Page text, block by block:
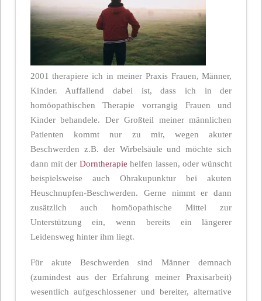
2001 therapiere ich in meiner Praxis Frauen, Männer,
Kinder. Auffallend dabei ist, dass ich in der
homöopathischen Therapie vorrangig Frauen und
Kinder behandele. Der Großteil meiner männlichen
Patienten kommt nur zu mir, wegen akuter
Beschwerden z.B. der Wirbelsäule und möchte sich
dann mit der Dorntherapie helfen lassen, oder wünscht
beispielsweise auch Ohrakupunktur bei akuten
Heuschnupfen-Beschwerden. Gerne nimmt er dann
zusätzlich auch homöopathische Mittel zur
Unterstützung ein, wenn bereits ein längerer
Leidensweg hinter ihm liegt.
Für akute Beschwerden sind Männer demnach
(zumindest aus der Erfahrung meiner Praxisarbeit)
wesentlich aufgeschlossener und bereiter, alternative